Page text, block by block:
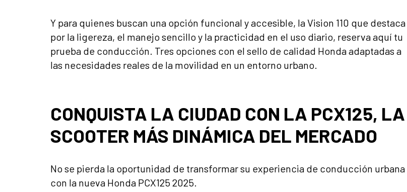
Y para quienes buscan una opción funcional y accesible, la Vision 110 que destaca
por la ligereza, el manejo sencillo y la practicidad en el uso diario, reserva aquí tu
prueba de conducción. Tres opciones con el sello de calidad Honda adaptadas a
las necesidades reales de la movilidad en un entorno urbano.
CONQUISTA LA CIUDAD CON LA PCX125, LA
SCOOTER MÁS DINÁMICA DEL MERCADO
No se pierda la oportunidad de transformar su experiencia de conducción urbana
con la nueva Honda PCX125 2025.